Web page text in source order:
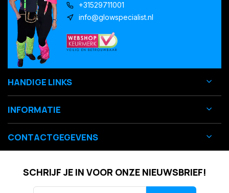
+31529711001
info@glowspecialist.nl
HANDIGE LINKS
INFORMATIE
CONTACTGEGEVENS
SCHRIJF JE IN VOOR ONZE NIEUWSBRIEF!